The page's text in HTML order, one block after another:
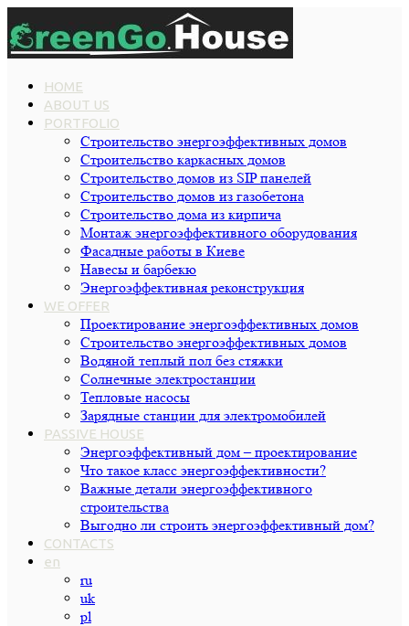
HOME
ABOUT US
PORTFOLIO
Строительство энергоэффективных домов
Строительство каркасных домов
Строительство домов из SIP панелей
Строительство домов из газобетона
Строительство дома из кирпича
Монтаж энергоэффективного оборудования
Фасадные работы в Киеве
Навесы и барбекю
Энергоэффективная реконструкция
WE OFFER
Проектирование энергоэффективных домов
Строительство энергоэффективных домов
Водяной теплый пол без стяжки
Cолнечные электростанции
Тепловые насосы
Зарядные станции для электромобилей
PASSIVE HOUSE
Энергоэффективный дом – проектирование
Что такое класс энергоэффективности?
Важные детали энергоэффективного
строительства
Выгодно ли строить энергоэффективный дом?
CONTACTS
en
ru
uk
pl